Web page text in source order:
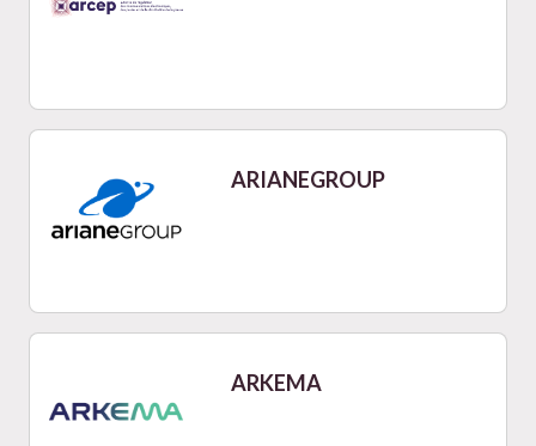
ARIANEGROUP
ARKEMA